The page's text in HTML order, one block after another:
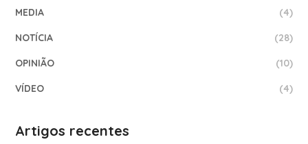
MEDIA (4)
NOTÍCIA (28)
OPINIÃO (10)
VÍDEO (4)
Artigos recentes